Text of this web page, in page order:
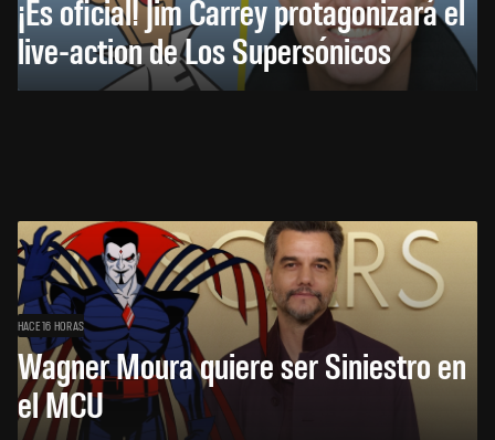
¡Es oficial! Jim Carrey protagonizará el
live-action de Los Supersónicos
HACE 16 HORAS
Wagner Moura quiere ser Siniestro en
el MCU